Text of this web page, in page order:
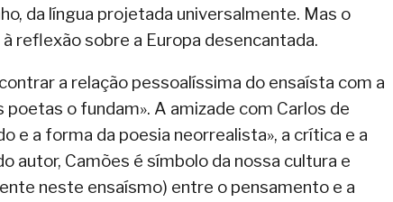
da língua projetada universalmente. Mas o
reflexão sobre a Europa desencantada.
a relação pessoalíssima do ensaísta com a
o fundam». A amizade com Carlos de
e a forma da poesia neorrealista», a crítica e a
autor, Camões é símbolo da nossa cultura e
neste ensaísmo) entre o pensamento e a